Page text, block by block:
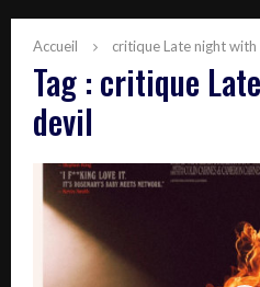
Accueil critique Late night
Tag : critique
devil